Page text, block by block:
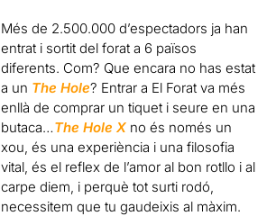
Més de 2.500.000 d’espectadors ja han
entrat i sortit del forat a 6 països
diferents. Com? Que encara no has estat
a un The Hole? Entrar a El Forat va més
enllà de comprar un tiquet i seure en una
butaca…The Hole X no és només un
xou, és una experiència i una filosofia
vital, és el reflex de l’amor al bon rotllo i al
carpe diem, i perquè tot surti rodó,
necessitem que tu gaudeixis al màxim.